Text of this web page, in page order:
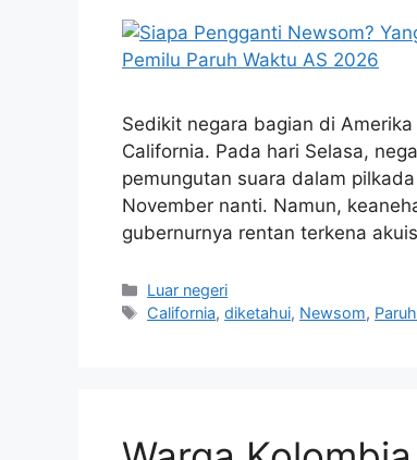
Sedikit negara bagian di
California. Pada hari Selasa,
pemungutan suara dalam
November nanti. Namun,
gubernurnya rentan terkena
Kategori
Luar negeri
Tag
California,diketahui, Newsom, Paruh